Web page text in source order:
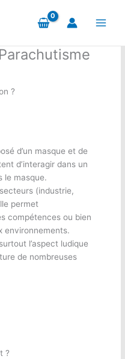
?
d’un masque et de
d’interagir dans un
le masque.
(industrie,
permet
compétences ou bien
environnements.
l’aspect ludique
de nombreuses
?